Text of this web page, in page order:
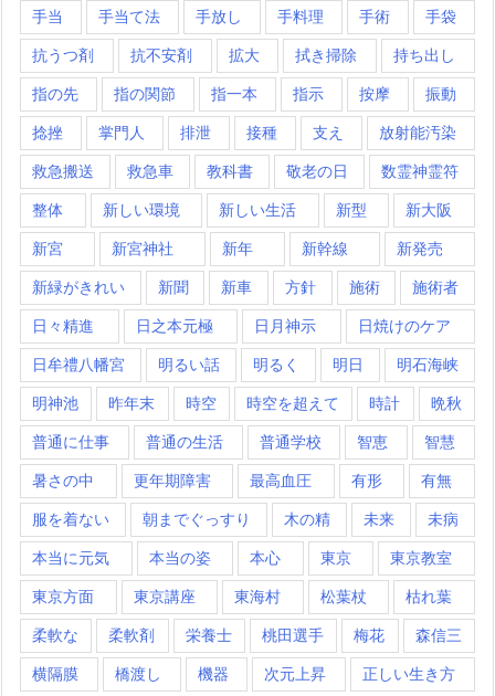
手当 手当て法 手放し 手料理 手術 手袋
抗うつ剤 抗不安剤 拡大 拭き掃除 持ち出し
指の先 指の関節 指一本 指示 按摩 振動
捻挫 掌門人 排泄 接種 支え 放射能汚染
救急搬送 救急車 教科書 敬老の日 数霊神霊符
整体 新しい環境 新しい生活 新型 新大阪
新宮 新宮神社 新年 新幹線 新発売
新緑がきれい 新聞 新車 方針 施術 施術者
日々精進 日之本元極 日月神示 日焼けのケア
日牟禮八幡宮 明るい話 明るく 明日 明石海峡
明神池 昨年末 時空 時空を超えて 時計 晩秋
普通に仕事 普通の生活 普通学校 智恵 智慧
暑さの中 更年期障害 最高血圧 有形 有無
服を着ない 朝までぐっすり 木の精 未来 未病
本当に元気 本当の姿 本心 東京 東京教室
東京方面 東京講座 東海村 松葉杖 枯れ葉
柔軟な 柔軟剤 栄養士 桃田選手 梅花 森信三
横隔膜 橋渡し 機器 次元上昇 正しい生き方